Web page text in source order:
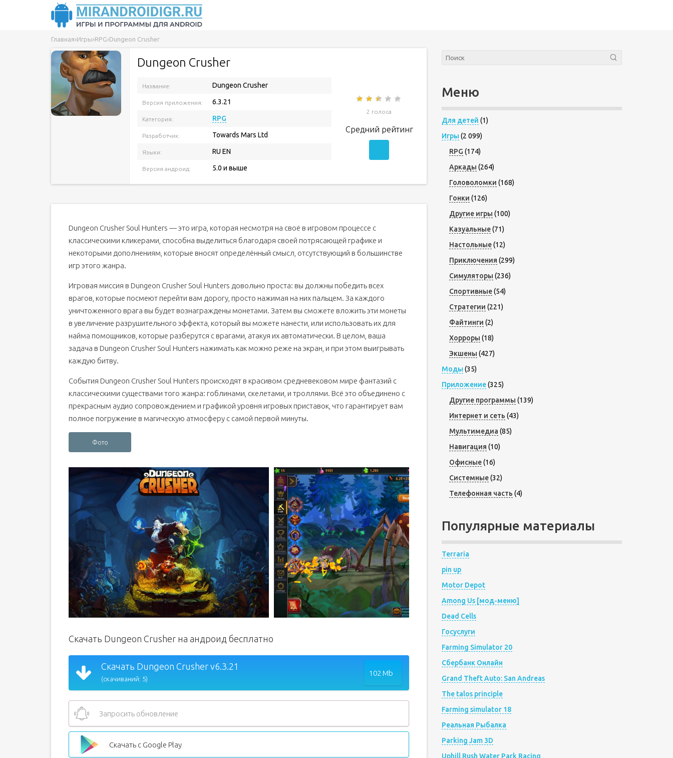
Главная›Игры›RPG›Dungeon Crusher
Dungeon Crusher
Название: Dungeon Crusher
Версия приложения: 6.3.21
Категория: RPG
Разработчик: Towards Mars Ltd
Языки: RU EN
Версия андроид: 5.0 и выше
2 голоса
Средний рейтинг
Dungeon Crusher Soul Hunters — это игра, которая несмотря на своё в игровом процессе с
классическими кликерами, способна выделиться благодаря своей потрясающей графике и
некоторыми дополнениям, которые вносят определённый смысл, отсутствующий в большинстве
игр этого жанра.
Игровая миссия в Dungeon Crusher Soul Hunters довольно проста: вы должны победить всех
врагов, которые посмеют перейти вам дорогу, просто нажимая на них пальцем. За каждого
уничтоженного врага вы будет вознаграждены монетами. Затем вы сможете вложить эти монеты
в увеличение разрушительного эффекта, который вы можете нанести, или использовать их для
найма помощников, которые разберутся с врагами, атакуя их автоматически. В целом, ваша
задача в Dungeon Crusher Soul Hunters нажимать как можно реже на экран, и при этом выигрывать
каждую битву.
События Dungeon Crusher Soul Hunters происходят в красивом средневековом мире фантазий с
классическими существами того жанра: гоблинами, скелетами, и троллями. Всё это объединено с
прекрасным аудио сопровождением и графикой уровня игровых приставок, что гарантирует вам
полное погружение в магическую атмосферу с самой первой минуты.
Фото
Скачать Dungeon Crusher на андроид бесплатно
Скачать Dungeon Crusher v6.3.21
(скачиваний: 5)
102 Mb
Запросить обновление
Скачать с Google Play
Меню
Для детей (1)
Игры (2 099)
RPG (174)
Аркады (264)
Головоломки (168)
Гонки (126)
Другие игры (100)
Казуальные(71)
Настольные(12)
Приключения (299)
Симуляторы (236)
Спортивные(54)
Стратегии (221)
Файтинги (2)
Хорроры (18)
Экшены (427)
Моды (35)
Приложение(325)
Другие программы (139)
Интернет и сеть (43)
Мультимедиа (85)
Навигация (10)
Офисные(16)
Системные(32)
Телефонная часть (4)
Популярные материалы
Terraria
pin up
Motor Depot
Among Us [мод-меню]
Dead Cells
Госуслуги
Farming Simulator 20
Сбербанк Онлайн
Grand Theft Auto: San Andreas
The talos principle
Farming simulator 18
Реальная Рыбалка
Parking Jam 3D
Uphill Rush Water Park Racing